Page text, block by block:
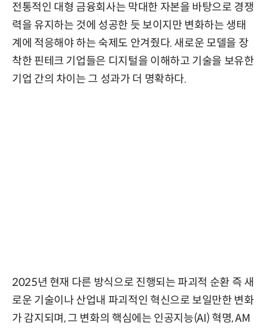
전통적인 대형 금융회사는 막대한 자본을 바탕으로 경쟁
력을 유지하는 것에 성공한 듯 보이지만 변화하는 생태
계에 적응해야 하는 숙제도 안겨줬다. 새로운 모델을 장
착한 핀테크 기업들은 디지털을 이해하고 기술을 보유한
기업 간의 차이는 그 성과가 더 명확하다.
2025년 현재 다른 방식으로 진행되는 파괴적 순환 즉 새
로운 기술이나 산업내 파괴적인 혁신으로 보일만한 변화
가 감지되며, 그 변화의 핵심에는 인공지능(AI) 혁명, AM